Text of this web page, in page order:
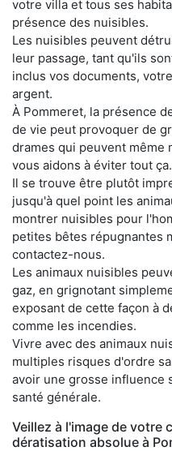
votre villa et tous ses
présence des nuisibles.
Les nuisibles peuvent
leur passage, tant qu'ils
inclus vos documents,
argent.
À Pommeret, la présence
de vie peut provoquer de
drames qui peuvent même
vous aidons à éviter tout ça.
Il se trouve être plutôt
jusqu'à quel point les
montrer nuisibles pour
petites bêtes répugnantes
contactez-nous.
Les animaux nuisibles
gaz, en grignotant
exposant de cette façon à
comme les incendies.
Vivre avec des animaux
multiples risques d'ordre
avoir une grosse influence
santé générale.
Veillez à l'image de votre
dératisation absolue à